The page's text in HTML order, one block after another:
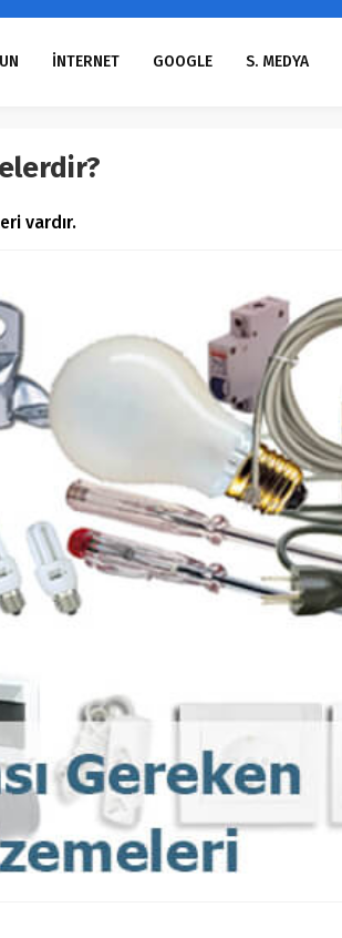
İNTERNET GOOGLE S. MEDYA
vardır.